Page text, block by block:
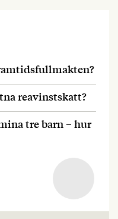
reavinstskatt?
tre barn – hur